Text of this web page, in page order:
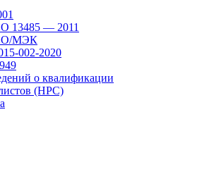
13485 — 2011
МЭК
002-2020
о квалификации
(НРС)